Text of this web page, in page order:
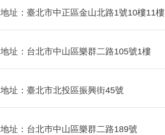
地址：臺北市中正區金山北路1號10樓11樓
地址：台北市中山區樂群二路105號1樓
地址：臺北市北投區振興街45號
地址：台北巿中山區樂群二路189號